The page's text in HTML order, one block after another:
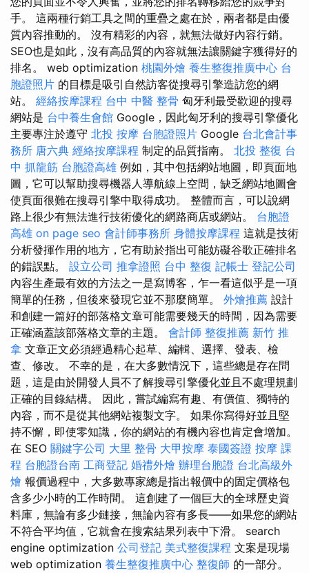
手。 這兩種行銷工具之間的重疊之處在於，兩者都是由優
質內容推動的。 沒有精彩的內容，就無法做好內容行銷。
SEO也是如此，沒有高品質的內容就無法讓關鍵字獲得好的
排名。 web optimization 桃園外燴 養生整復推廣中心 台
胞證照片 的目標是吸引自然訪客從搜尋引擎造訪您的網
站。 經絡按摩課程 台中 中醫 整骨 匈牙利最受歡迎的搜尋
網站是 台中養生會館 Google，因此匈牙利的搜尋引擎優化
主要專注於遵守 北投 按摩 台胞證照片 Google 台北會計事
務所 唐六典 經絡按摩課程 制定的品質指南。 北投 整復 台
中 抓龍筋 台胞證高雄 例如，其中包括網站地圖，即頁面地
圖，它可以幫助搜尋機器人導航線上空間，缺乏網站地圖會
使頁面很難在搜尋引擎中取得成功。 整體而言，可以說網
路上很少有無法進行技術優化的網路商店或網站。 台胞證
高雄 on page seo 會計師事務所 身體按摩課程 這就是技術
分析發揮作用的地方，它有助於指出可能妨礙谷歌正確排名
的錯誤點。 設立公司 推拿證照 台中 整復 記帳士 登記公司
內容生產最有效的方法之一是寫博客，乍一看這似乎是一項
簡單的任務，但後來發現它並不那麼簡單。 外燴推薦 設計
和創建一篇好的部落格文章可能需要幾天的時間，因為需要
正確涵蓋該部落格文章的主題。 會計師 整復推薦 新竹 推
拿 文章正文必須經過精心起草、編輯、選擇、發表、檢
查、修改。 不幸的是，在大多數情況下，這些總是存在問
題，這是由於開發人員不了解搜尋引擎優化並且不處理規劃
正確的目錄結構。 因此，嘗試編寫有趣、有價值、獨特的
內容，而不是從其他網站複製文字。 如果你寫得好並且堅
持不懈，即使零知識，你的網站的有機內容也肯定會增加。
在 SEO 關鍵字公司 大里 整骨 大甲按摩 泰國簽證 按摩 課
程 台胞證台南 工商登記 婚禮外燴 辦理台胞證 台北高級外
燴 報價過程中，大多數專家總是指出報價中的固定價格包
含多少小時的工作時間。 這創建了一個巨大的全球歷史資
料庫，無論有多少鏈接，無論內容有多長——如果您的網站
不符合平均值，它就會在搜索結果列表中下滑。 search
engine optimization 公司登記 美式整復課程 文案是現場
web optimization 養生整復推廣中心 整復師 的一部分。